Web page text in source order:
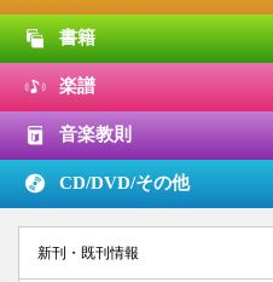
書籍
楽譜
音楽教則
CD/DVD/その他
新刊・既刊情報